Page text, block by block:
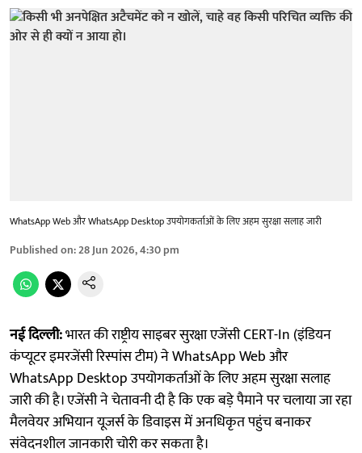
WhatsApp Web और WhatsApp Desktop उपयोगकर्ताओं के लिए अहम सुरक्षा सलाह जारी
Published on:28 Jun 2026, 4:30 pm
नई दिल्ली:भारत की राष्ट्रीय साइबर सुरक्षा एजेंसी CERT-In (इंडियन
कंप्यूटर इमरजेंसी रिस्पांस टीम) ने WhatsApp Web और
WhatsApp Desktop उपयोगकर्ताओं के लिए अहम सुरक्षा सलाह
जारी की है। एजेंसी ने चेतावनी दी है कि एक बड़े पैमाने पर चलाया जा रहा
मैलवेयर अभियान यूजर्स के डिवाइस में अनधिकृत पहुंच बनाकर
संवेदनशील जानकारी चोरी कर सकता है।